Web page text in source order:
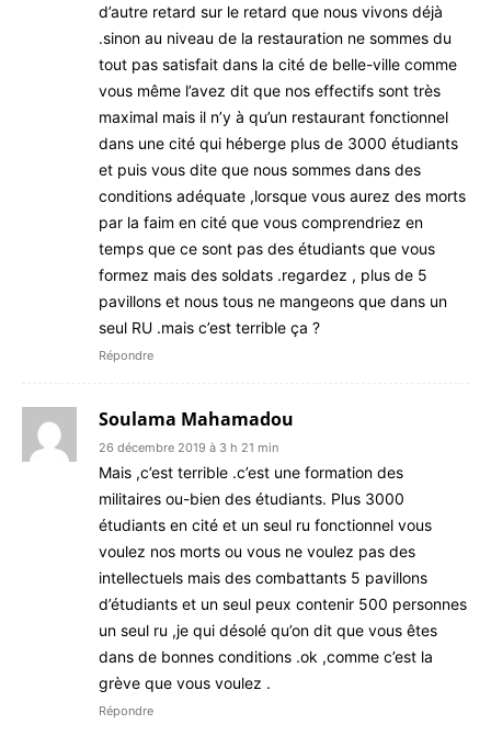
d’autre retard sur le retard que nous vivons déjà
.sinon au niveau de la restauration ne sommes du
tout pas satisfait dans la cité de belle-ville comme
vous même l’avez dit que nos effectifs sont très
maximal mais il n’y à qu’un restaurant fonctionnel
dans une cité qui héberge plus de 3000 étudiants
et puis vous dite que nous sommes dans des
conditions adéquate ,lorsque vous aurez des morts
par la faim en cité que vous comprendriez en
temps que ce sont pas des étudiants que vous
formez mais des soldats .regardez , plus de 5
pavillons et nous tous ne mangeons que dans un
seul RU .mais c’est terrible ça ?
Répondre
Soulama Mahamadou
26 décembre 2019 à 3 h 21 min
Mais ,c’est terrible .c’est une formation des
militaires ou-bien des étudiants. Plus 3000
étudiants en cité et un seul ru fonctionnel vous
voulez nos morts ou vous ne voulez pas des
intellectuels mais des combattants 5 pavillons
d’étudiants et un seul peux contenir 500 personnes
un seul ru ,je qui désolé qu’on dit que vous êtes
dans de bonnes conditions .ok ,comme c’est la
grève que vous voulez .
Répondre